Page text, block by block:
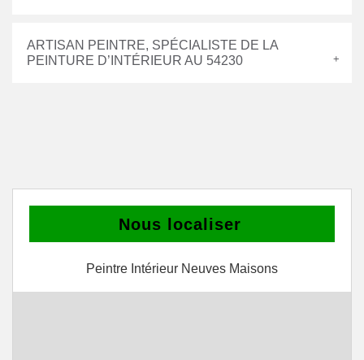
ARTISAN PEINTRE, SPÉCIALISTE DE LA
PEINTURE D’INTÉRIEUR AU 54230
Nous localiser
Peintre Intérieur Neuves Maisons